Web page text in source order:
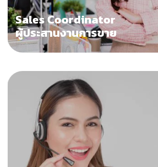
Sales Coordinator
ผู้ประสานงานการขาย